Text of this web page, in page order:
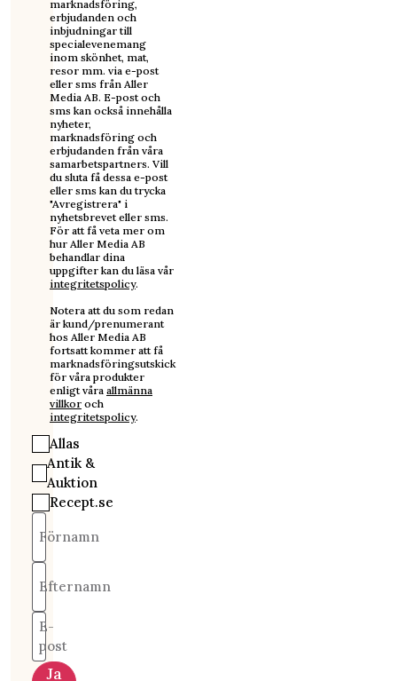
marknadsföring,
erbjudanden och
inbjudningar till
specialevenemang
inom skönhet, mat,
resor mm. via e-post
eller sms från Aller
Media AB. E-post och
sms kan också innehålla
nyheter,
marknadsföring och
erbjudanden från våra
samarbetspartners. Vill
du sluta få dessa e-post
eller sms kan du trycka
"Avregistrera" i
nyhetsbrevet eller sms.
För att få veta mer om
hur Aller Media AB
behandlar dina
uppgifter kan du läsa vår
integritetspolicy.
Notera att du som redan
är kund/prenumerant
hos Aller Media AB
fortsatt kommer att få
marknadsföringsutskick
för våra produkter
enligt våra allmänna
villkor och
integritetspolicy.
Allas
Antik &
Auktion
Recept.se
Förnamn
Efternamn
E-
post
Ja